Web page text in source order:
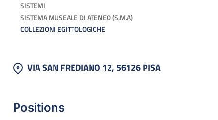
SISTEMI
SISTEMA MUSEALE DI ATENEO (S.M.A)
COLLEZIONI EGITTOLOGICHE
VIA SAN FREDIANO 12, 56126 PISA
Positions